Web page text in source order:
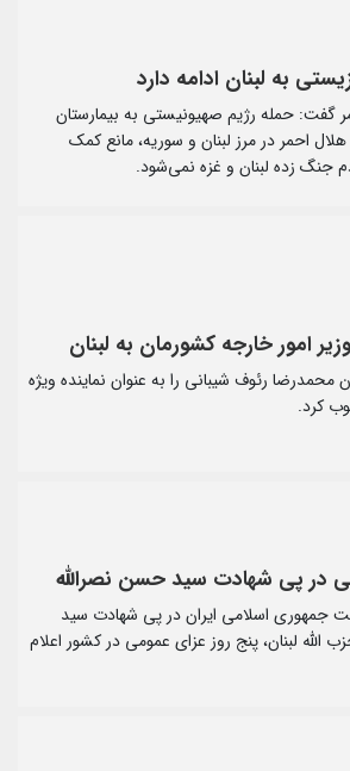
به لبنان ادامه دارد
حمله رژیم صهیونیستی به بیمارستان
احمر در مرز لبنان و سوریه، مانع کمک
جنگ زده لبنان و غزه نمی‌شود.
امور خارجه کشورمان به لبنان
محمدرضا رئوف شیبانی را به عنوان نماینده ویژه
کرد.
در پی شهادت سید حسن نصرالله
جمهوری اسلامی ایران در پی شهادت سید
الله لبنان، پنج روز عزای عمومی در کشور اعلام